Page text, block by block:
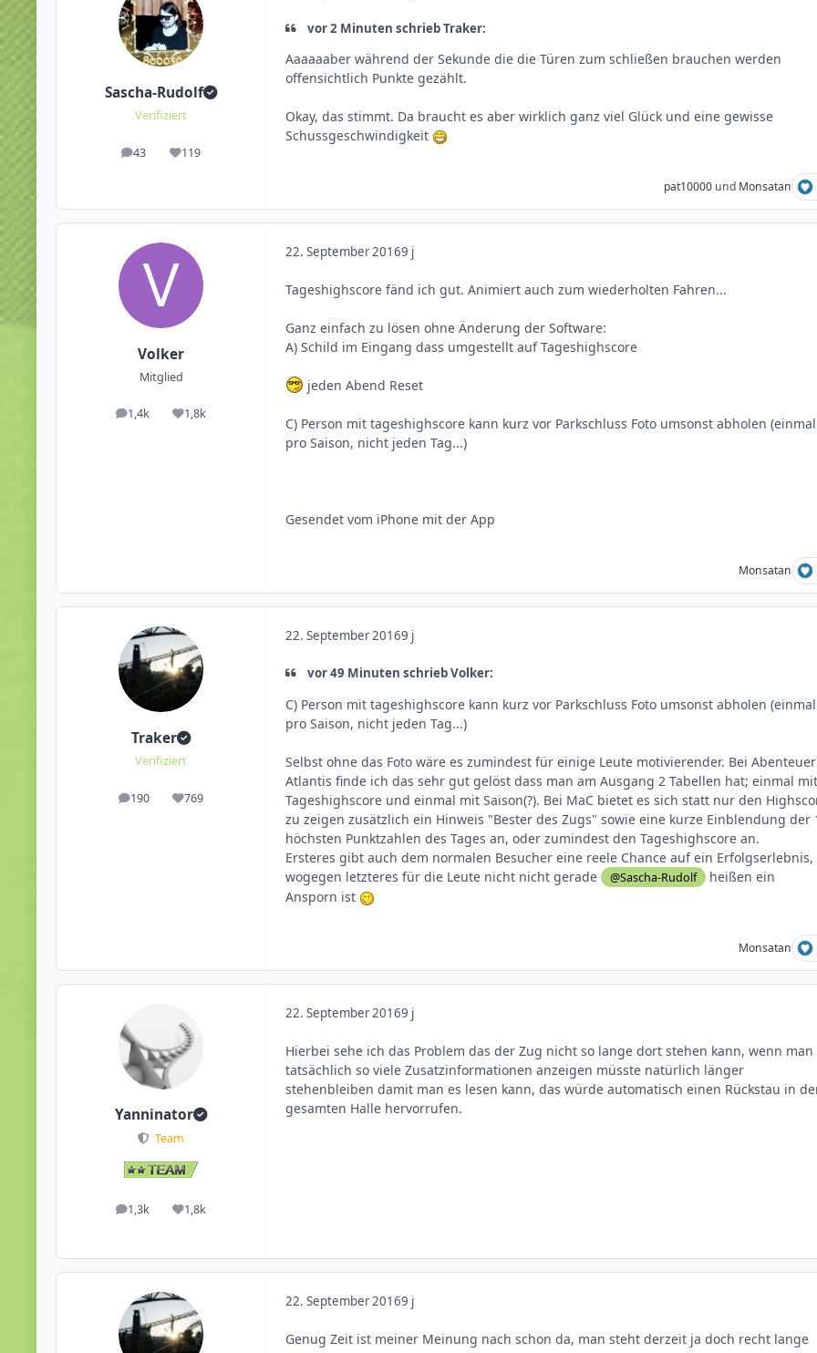
Sascha-Rudolf
Verifiziert
43
Beiträge119
Reputation
vor 2 Minuten schrieb Traker:
Aaaaaaber während der Sekunde die die Türen zum schließen brauchen werden
offensichtlich Punkte gezählt.
Okay, das stimmt. Da braucht es aber wirklich ganz viel Glück und eine gewisse
Schussgeschwindigkeit
pat10000und Monsatan
Volker
Mitglied
1,4k
Beiträge 1,8k
Reputation
22. September 20169 j
Tageshighscore fänd ich gut. Animiert auch zum wiederholten Fahren...
Ganz einfach zu lösen ohne Änderung der Software:
A) Schild im Eingang dass umgestellt auf Tageshighscore
jeden Abend Reset
C) Person mit tageshighscore kann kurz vor Parkschluss Foto umsonst abholen (einmal
pro Saison, nicht jeden Tag...)
Gesendet vom iPhone mit der App
Monsatan
Traker
Verifiziert
190
Beiträge 769
Reputation
22. September 20169 j
vor 49 Minuten schrieb Volker:
C) Person mit tageshighscore kann kurz vor Parkschluss Foto umsonst abholen (einmal
pro Saison, nicht jeden Tag...)
Selbst ohne das Foto wäre es zumindest für einige Leute motivierender. Bei Abenteuer
Atlantis finde ich das sehr gut gelöst dass man am Ausgang 2 Tabellen hat; einmal mit
Tageshighscore und einmal mit Saison(?). Bei MaC bietet es sich statt nur den
zu zeigen zusätzlich ein Hinweis "Bester des Zugs" sowie eine kurze Einblendung der
höchsten Punktzahlen des Tages an, oder zumindest den Tageshighscore an.
Ersteres gibt auch dem normalen Besucher eine reele Chance auf ein Erfolgserlebnis,
wogegen letzteres für die Leute nicht nicht gerade
@Sascha-Rudolf
heißen ein
Ansporn ist
Monsatan
Yanninator
Team
1,3k
Beiträge 1,8k
Reputation
22. September 20169 j
Hierbei sehe ich das Problem das der Zug nicht so lange dort stehen kann, wenn man
tatsächlich so viele Zusatzinformationen anzeigen müsste natürlich länger
stehenbleiben damit man es lesen kann, das würde automatisch einen Rückstau in
gesamten Halle hervorrufen.
22. September 20169 j
Genug Zeit ist meiner Meinung nach schon da, man steht derzeit ja doch recht lange